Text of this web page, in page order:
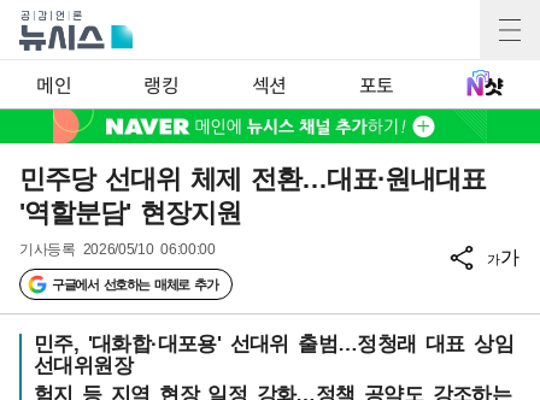
메인 랭킹 섹션 포토
민주당 선대위 체제 전환…대표·원내대표
'역할분담' 현장지원
기사등록 2026/05/10 06:00:00
구글에서 선호하는 매체로 추가
가가
민주, '대화합·대포용' 선대위 출범…정청래 대표 상임
선대위원장
험지 등 지역 현장 일정 강화…정책 공약도 강조하는